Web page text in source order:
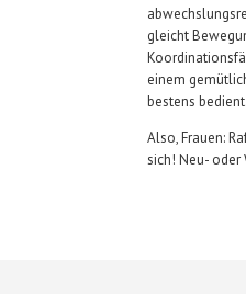
gleicht
einem
bestens bedient.
Also, Frauen:
sich! Neu-